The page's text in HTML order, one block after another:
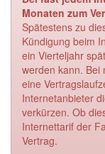
Monaten zum
Spätestens zu
Kündigung beim
ein Vierteljahr
werden kann. Bei
eine
Internetanbieter
verkürzen. Ob
Internettarif der
Vertrag.